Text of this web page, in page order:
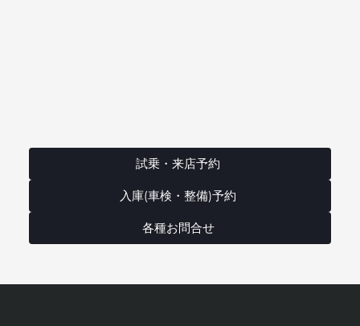
試乗・来店予約
入庫(車検・整備)予約
各種お問合せ